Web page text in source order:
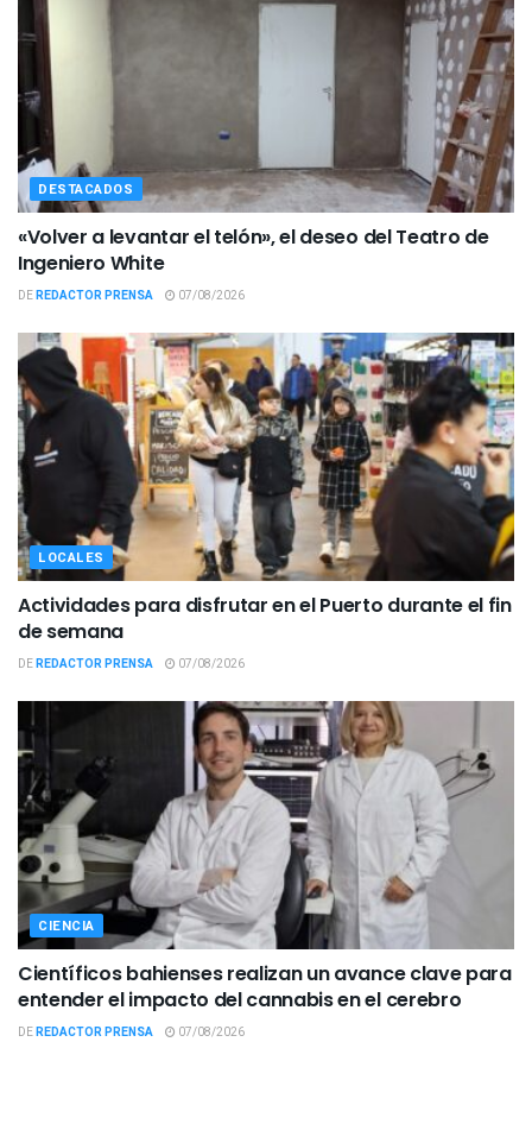
DESTACADOS
«Volver a levantar el telón», el deseo del Teatro de
Ingeniero White
DEREDACTOR PRENSA 07/08/2026
LOCALES
Actividades para disfrutar en el Puerto durante el fin
de semana
DEREDACTOR PRENSA 07/08/2026
CIENCIA
Científicos bahienses realizan un avance clave para
entender el impacto del cannabis en el cerebro
DEREDACTOR PRENSA 07/08/2026